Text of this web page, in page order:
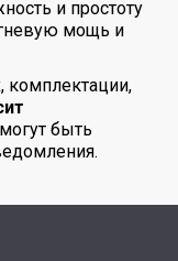
и простоту
мощь и
комплектации,
быть